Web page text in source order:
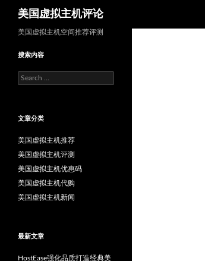
美国虚拟主机评论
Search
美国虚拟主机空间推荐评测
搜索内容
Search
for:
文章分类
美国虚拟主机推荐
美国虚拟主机评测
美国虚拟主机优惠码
美国虚拟主机代购
美国虚拟主机新闻
最新文章
HostEase强化品质打造经典美